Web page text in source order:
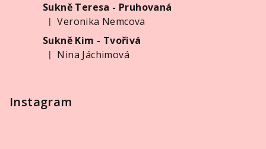
Sukně Teresa - Pruhovaná
Hodnocení produktu je 5 z 5 hvězdiček.
|
Veronika Nemcova
Sukně Kim - Tvořivá
Hodnocení produktu je 5 z 5 hvězdiček.
| Nina Jáchimová
Instagram